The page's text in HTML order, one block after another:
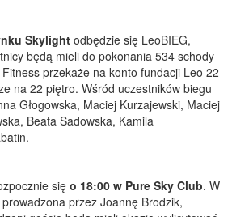
Skylight odbędzie się LeoBIEG,
będą mieli do pokonania 534 schody
przekaże na konto fundacji Leo 22
na 22 piętro. Wśród uczestników biegu
Głogowska, Maciej Kurzajewski, Maciej
Beata Sadowska, Kamila
się o 18:00 w Pure Sky Club. W
przez Joannę Brodzik,